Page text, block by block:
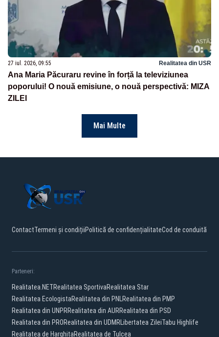
27 iul. 2026, 09:55 Realitatea din USR
Ana Maria Păcuraru revine în forță la televiziunea
poporului! O nouă emisiune, o nouă perspectivă: MIZA
ZILEI
Mai Multe
ContactTermeni și condițiiPolitică de confidențialitateCod de conduită
Parteneri:
Realitatea.NETRealitatea SportivaRealitatea Star
Realitatea EcologistaRealitatea din PNLRealitatea din PMP
Realitatea din UNPRRealitatea din AURRealitatea din PSD
Realitatea din PRORealitatea din UDMRLibertatea ZileiTabu Highlife
Realitatea de HarghitaRealitatea de Tulcea